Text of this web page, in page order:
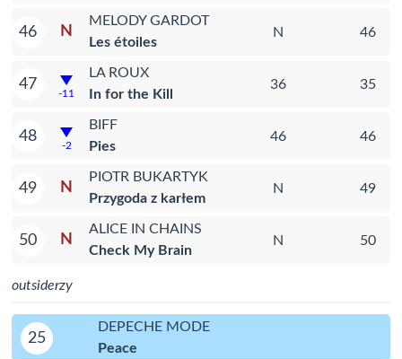
46 N
MELODY GARDOT
Les étoiles
N 46
47
-11
LA ROUX
In for the Kill
36 35
48
-2
BIFF
Pies
46 46
49 N
PIOTR BUKARTYK
Przygoda z karłem
N 49
50 N
ALICE IN CHAINS
Check My Brain
N 50
outsiderzy
25
DEPECHE MODE
Peace